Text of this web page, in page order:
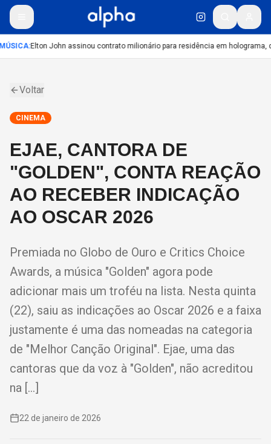
:Elton John assinou contrato milionário para residência em holograma,
Voltar
CINEMA
EJAE, CANTORA DE
"GOLDEN", CONTA REAÇÃO
AO RECEBER INDICAÇÃO
AO OSCAR 2026
Premiada no Globo de Ouro e Critics Choice
Awards, a música "Golden" agora pode
adicionar mais um troféu na lista. Nesta quinta
(22), saiu as indicações ao Oscar 2026 e a faixa
justamente é uma das nomeadas na categoria
de "Melhor Canção Original". Ejae, uma das
cantoras que da voz à "Golden", não acreditou
na […]
22 de janeiro de 2026